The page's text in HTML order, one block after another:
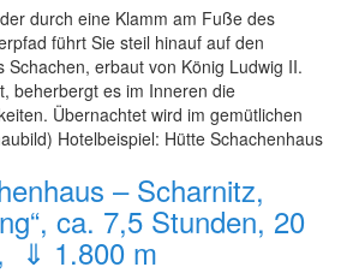
durch eine Klamm am Fuße des
führt Sie steil hinauf auf den
Schachen, erbaut von König Ludwig II.
beherbergt es im Inneren die
Übernachtet wird im gemütlichen
Hotelbeispiel: Hütte Schachenhaus
– Scharnitz,
ca. 7,5 Stunden, 20
⇓ 1.800 m